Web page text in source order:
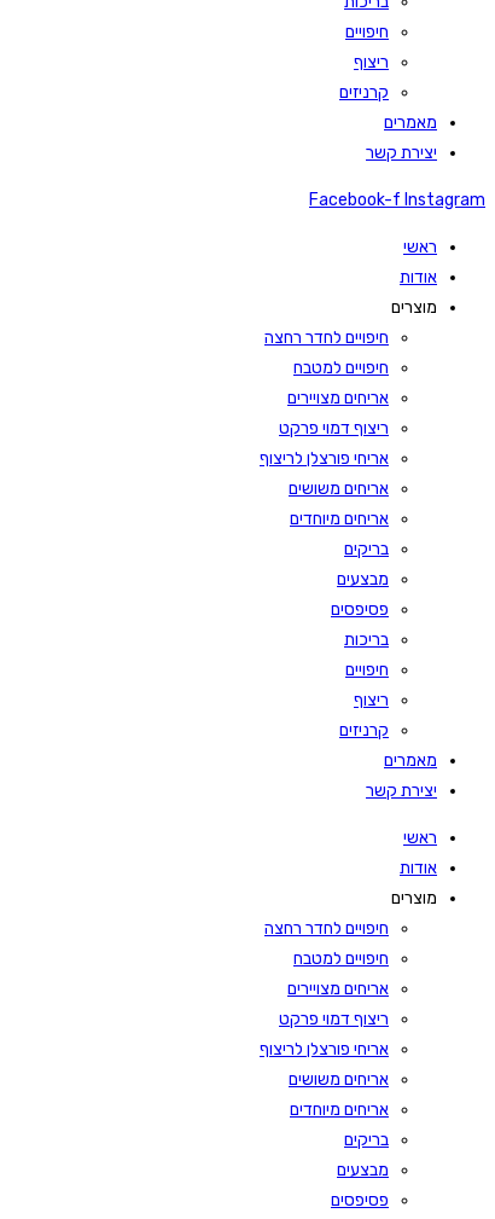
חיפויים
ריצוף
קרניזים
מאמרים
יצירת קשר
Facebook-f Instagram
ראשי
אודות
מוצרים
חיפויים לחדר רחצה
חיפויים למטבח
אריחים מצויירים
ריצוף דמוי פרקט
אריחי פורצלן לריצוף
אריחים משושים
אריחים מיוחדים
בריקים
מבצעים
פסיפסים
בריכות
חיפויים
ריצוף
קרניזים
מאמרים
יצירת קשר
ראשי
אודות
מוצרים
חיפויים לחדר רחצה
חיפויים למטבח
אריחים מצויירים
ריצוף דמוי פרקט
אריחי פורצלן לריצוף
אריחים משושים
אריחים מיוחדים
בריקים
מבצעים
פסיפסים